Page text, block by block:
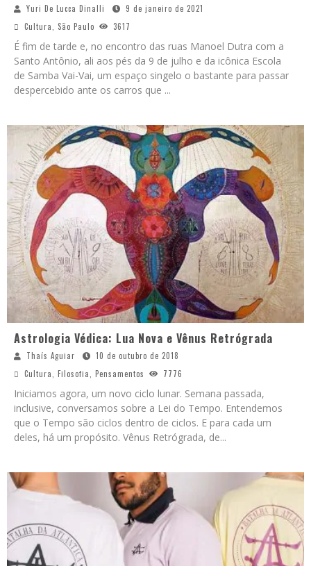
Yuri De Lucca Dinalli
9 de janeiro de 2021
Cultura
São Paulo 3617
É fim de tarde e, no encontro das ruas Manoel Dutra com a
Santo Antônio, ali aos pés da 9 de julho e da icônica Escola
de Samba Vai-Vai, um espaço singelo o bastante para passar
despercebido ante os carros que ...
Astrologia Védica: Lua Nova e Vênus Retrógrada
Thaís Aguiar
10 de outubro de 2018
Cultura
Filosofia Pensamentos 7776
Iniciamos agora, um novo ciclo lunar. Semana passada,
inclusive, conversamos sobre a Lei do Tempo. Entendemos
que o Tempo são ciclos dentro de ciclos. E para cada um
deles, há um propósito. Vênus Retrógrada, de...